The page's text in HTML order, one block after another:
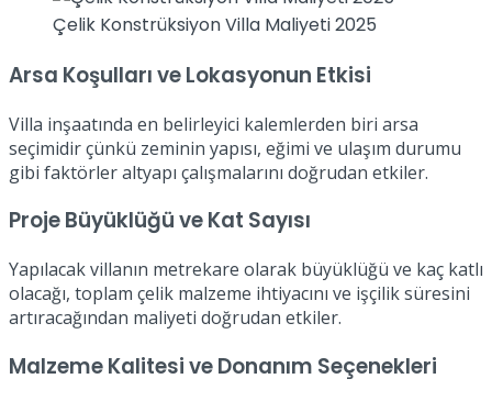
Çelik Konstrüksiyon Villa Maliyeti 2025
Arsa Koşulları ve Lokasyonun Etkisi
Villa inşaatında en belirleyici kalemlerden biri arsa
seçimidir çünkü zeminin yapısı, eğimi ve ulaşım durumu
gibi faktörler altyapı çalışmalarını doğrudan etkiler.
Proje Büyüklüğü ve Kat Sayısı
Yapılacak villanın metrekare olarak büyüklüğü ve kaç katlı
olacağı, toplam çelik malzeme ihtiyacını ve işçilik süresini
artıracağından maliyeti doğrudan etkiler.
Malzeme Kalitesi ve Donanım Seçenekleri